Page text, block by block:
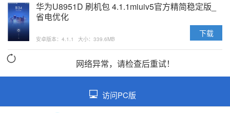
华为U8951D 刷机包 4.1.1miuiv5官方精简稳定版_
省电优化
安卓版本：4.1.1 大小：339.6MB
下载
网络异常，请检查后重试！
访问PC版